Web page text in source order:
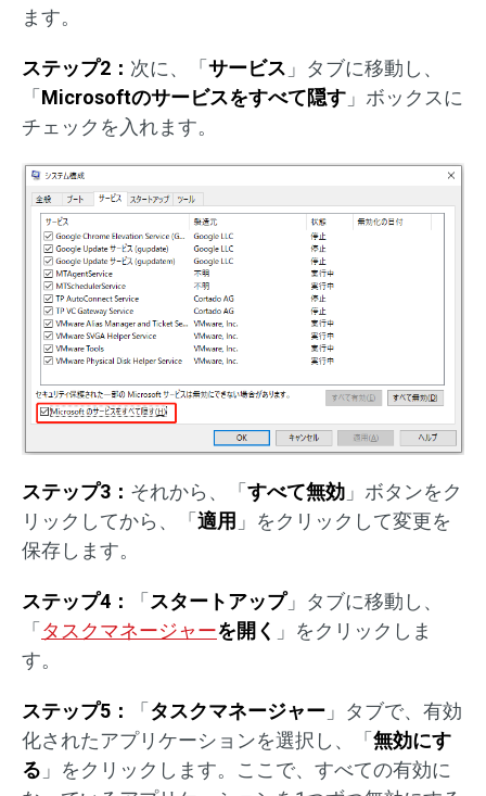
ます。
ステップ2： 次に、「サービス 」タブに移動し、
「Microsoftのサービスをすべて隠す 」ボックスに
チェックを入れます。
ステップ3： それから、「 すべて無効 」ボタンをク
リックしてから、「 適用 」をクリックして変更を
保存します。
ステップ4： 「 スタートアップ」タブに移動し、
「 タスクマネージャーを開く 」をクリックしま
す。
ステップ5： 「 タスクマネージャー 」タブで、有効
化されたアプリケーションを選択し、「 無効にす
る 」をクリックします。ここで、すべての有効に